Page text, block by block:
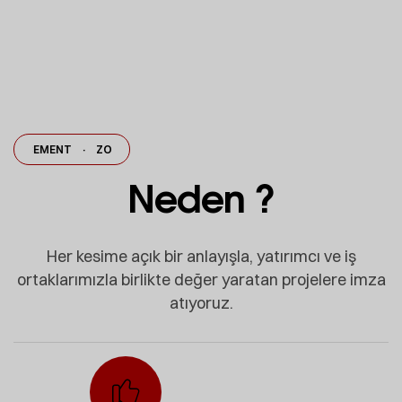
· ZOMIN CEMENT
Neden ?
Her kesime açık bir anlayışla, yatırımcı ve iş
ortaklarımızla birlikte değer yaratan projelere imza
atıyoruz.